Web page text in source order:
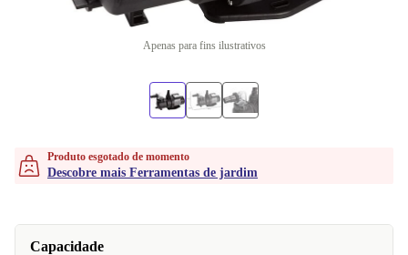
Apenas para fins ilustrativos
Produto esgotado de momento
Descobre mais Ferramentas de jardim
Capacidade